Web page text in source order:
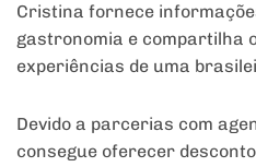
Cristina fornece
gastronomia e compartilha
experiências de uma
Devido a parcerias com
consegue oferecer